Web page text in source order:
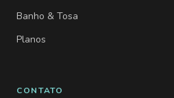
Banho & Tosa
Planos
CONTATO